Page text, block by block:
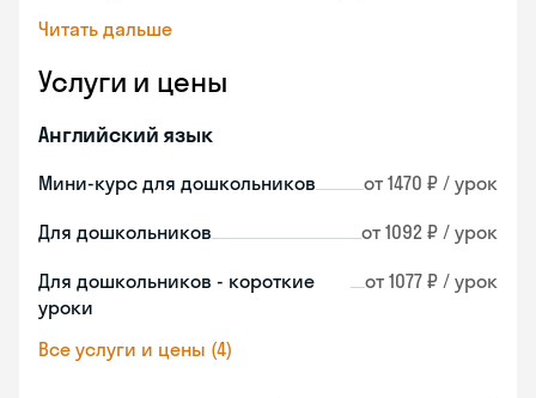
Читать дальше
Услуги и цены
Английский язык
Мини-курс для дошкольников от 1470 ₽ / урок
Для дошкольников от 1092 ₽ / урок
Для дошкольников - короткие
уроки
от 1077 ₽ / урок
Все услуги и цены (4)